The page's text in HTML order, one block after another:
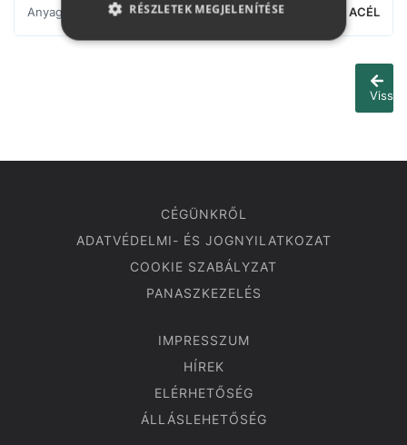
Anyag ACÉL
Vissza
CÉGÜNKRŐL
ADATVÉDELMI- ÉS JOGNYILATKOZAT
COOKIE SZABÁLYZAT
PANASZKEZELÉS
IMPRESSZUM
HÍREK
ELÉRHETŐSÉG
ÁLLÁSLEHETŐSÉG
RÉSZLETEK MEGJELENÍTÉSE